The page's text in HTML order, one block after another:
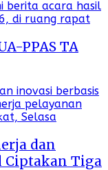
PPAS TA
dan
Ciptakan Tiga